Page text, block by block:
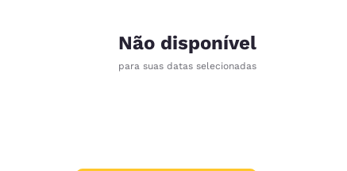
Não disponível
para suas datas selecionadas